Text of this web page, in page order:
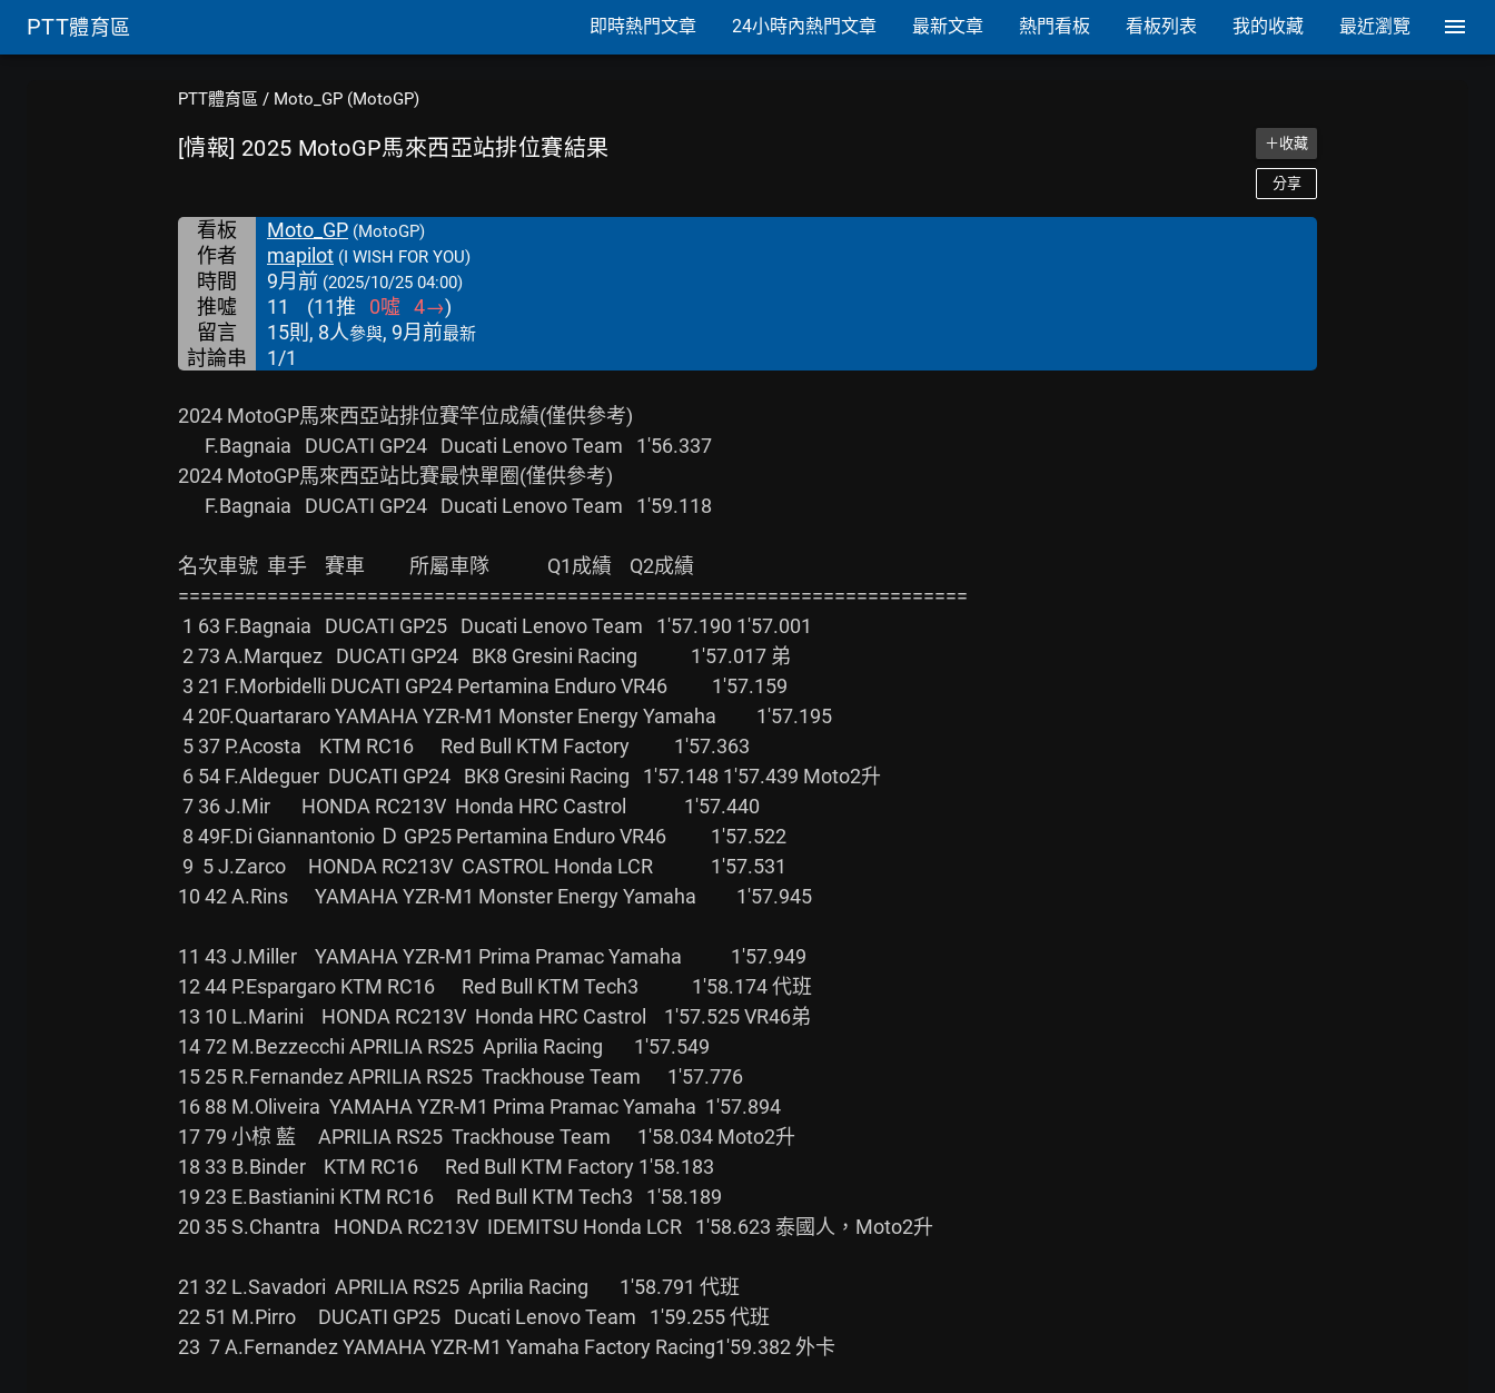
PTT體育區 即時熱門文章 24小時內熱門文章 最新文章 熱門看板 看板列表 我的收藏 最近瀏覽
PTT體育區 / Moto_GP (MotoGP)
[情報] 2025 MotoGP馬來西亞站排位賽結果 ＋收藏
分享
看板 Moto_GP (MotoGP)
作者 mapilot (I WISH FOR YOU)
時間 9月前 (2025/10/25 04:00)
推噓 11 (11推 0噓 4→)
留言
15則, 8人參與, 9月前最新
討論串 1/1
2024 MotoGP馬來西亞站排位賽竿位成績(僅供參考)
2024 MotoGP馬來西亞站比賽最快單圈(僅供參考)
名次車號  車手    賽車          所屬車隊             Q1成績    Q2成績
=======================================================================
10 42 A.Rins      YAMAHA YZR-M1 Monster Energy Yamaha         1'57.945
11 43 J.Miller    YAMAHA YZR-M1 Prima Pramac Yamaha           1'57.949
12 44 P.Espargaro KTM RC16      Red Bull KTM Tech3            1'58.174 代班
13 10 L.Marini    HONDA RC213V  Honda HRC Castrol    1'57.525 VR46弟
14 72 M.Bezzecchi APRILIA RS25  Aprilia Racing       1'57.549
15 25 R.Fernandez APRILIA RS25  Trackhouse Team      1'57.776
16 88 M.Oliveira  YAMAHA YZR-M1 Prima Pramac Yamaha  1'57.894
17 79 小椋 藍     APRILIA RS25  Trackhouse Team      1'58.034 Moto2升
18 33 B.Binder    KTM RC16      Red Bull KTM Factory 1'58.183
19 23 E.Bastianini KTM RC16     Red Bull KTM Tech3   1'58.189
20 35 S.Chantra   HONDA RC213V  IDEMITSU Honda LCR   1'58.623 泰國人，Moto2升
21 32 L.Savadori  APRILIA RS25  Aprilia Racing       1'58.791 代班
22 51 M.Pirro     DUCATI GP25   Ducati Lenovo Team   1'59.255 代班
23  7 A.Fernandez YAMAHA YZR-M1 Yamaha Factory Racing1'59.382 外卡